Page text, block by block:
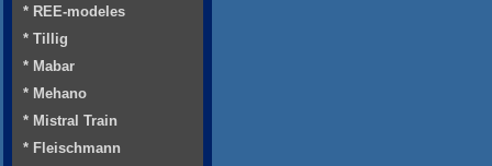
* REE-modeles
* Tillig
* Mabar
* Mehano
* Mistral Train
* Fleischmann